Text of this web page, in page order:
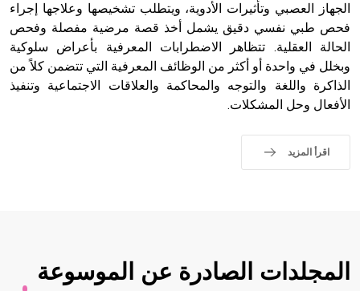
الجهاز العصبي وتأثيرات الأدوية، ويتطلب تشخيصها وعلاجها إجراء
فحص طبي نفسي دقيق يشمل أخذ قصة مرضية مفصلة وفحص
الحالة العقلية. تتظاهر الاضطرابات المعرفية بأعراض سلوكية
وبخلل في واحدة أو أكثر من الوظائف المعرفية التي تتضمن كلاً من
الذاكرة واللغة والتوجه والمحاكمة والعلاقات الاجتماعية وتنفيذ
الأفعال وحل المشكلات.
اقرأ المزيد
المجلدات الصادرة عن الموسوعة